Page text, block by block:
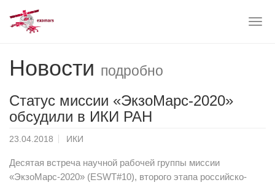
mainНовости подробно
Статус миссии «ЭкзоМарс-2020»
обсудили в ИКИ РАН
23.04.2018 ИКИ
Десятая встреча научной рабочей группы миссии
«ЭкзоМарс-2020» (ESWT#10), второго этапа российско-